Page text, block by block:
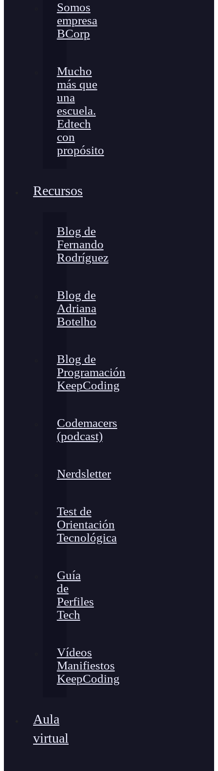
Somos
empresa
BCorp
Mucho
más que
una
escuela.
Edtech
con
propósito
Recursos
Blog de
Fernando
Rodríguez
Blog de
Adriana
Botelho
Blog de
Programación
KeepCoding
Codemacers
(podcast)
Nerdsletter
Test de
Orientación
Tecnológica
Guía
de
Perfiles
Tech
Vídeos
Manifiestos
KeepCoding
Aula
virtual